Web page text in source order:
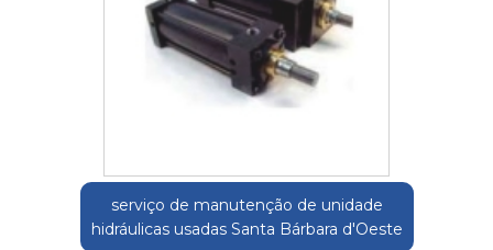
serviço de manutenção de unidade
hidráulicas usadas Santa Bárbara d'Oeste